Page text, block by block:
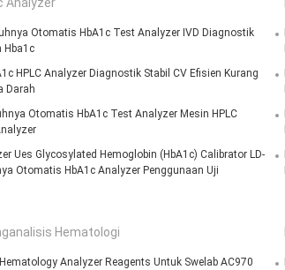
Analyzer
Otomatis HbA1c Test Analyzer IVD Diagnostik
Hba1c
HPLC Analyzer Diagnostik Stabil CV Efisien Kurang
Darah
Otomatis HbA1c Test Analyzer Mesin HPLC
Ues Glycosylated Hemoglobin (HbA1c) Calibrator LD-
Otomatis HbA1c Analyzer Penggunaan Uji
Hematologi
Analyzer Reagents Untuk Swelab AC970